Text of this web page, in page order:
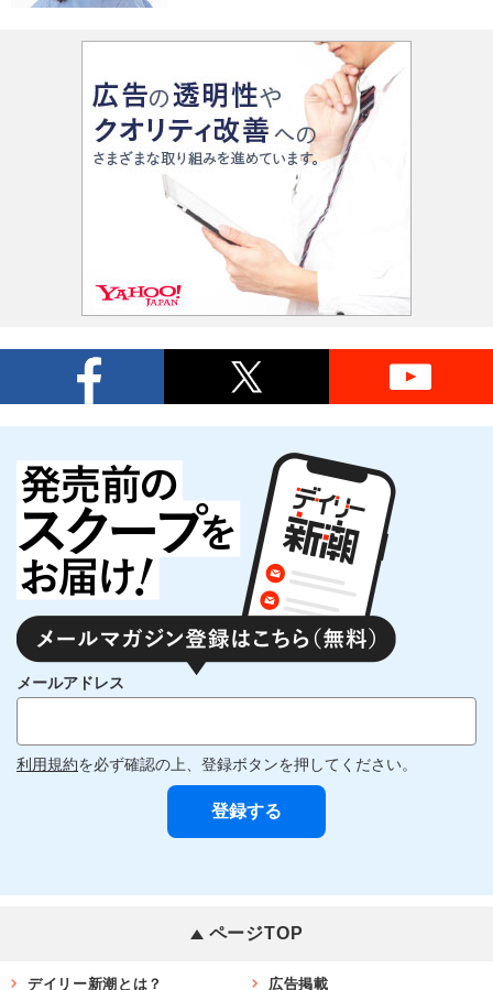
メールアドレス
利用規約を必ず確認の上、登録ボタンを押してください。
ページTOP
デイリー新潮とは？ 広告掲載